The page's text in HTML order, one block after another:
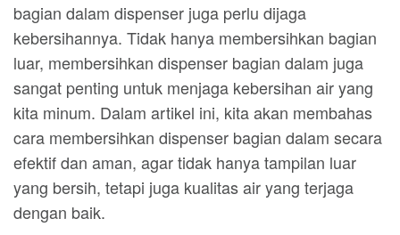
bagian dalam dispenser juga perlu dijaga
kebersihannya. Tidak hanya membersihkan bagian
luar, membersihkan dispenser bagian dalam juga
sangat penting untuk menjaga kebersihan air yang
kita minum. Dalam artikel ini, kita akan membahas
cara membersihkan dispenser bagian dalam secara
efektif dan aman, agar tidak hanya tampilan luar
yang bersih, tetapi juga kualitas air yang terjaga
dengan baik.